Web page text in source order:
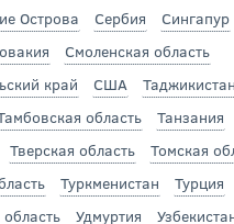
Острова
Сербия
Сингапур
Смоленская область
край
США
Таджикистан
область
Танзания
Тверская область
Томская
Туркменистан Турция
Удмуртия